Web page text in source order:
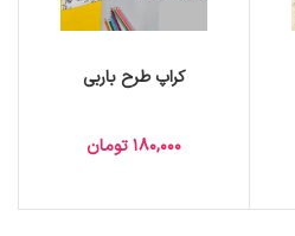
کراپ طرح باربی
180,000 تومان